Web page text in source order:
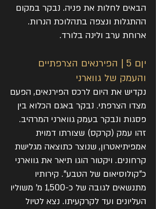
הבאים לחלות את פניה. נבקר במקום
ההתגלות ונצפה בתהלוכת הנרות.
ארוחת ערב ולינה בלורד.
יןם 5 | הפירנאים הצרפתיים
והעמק של גווארני
נקדיש את היום לרכס הפירנאים, הפעם
מצדו הצרפתי. נבקר באגם הכלוא בין
פסגות ונבקר בעמק גווארני המרהיב.
זהו עמק (קרקס) שצורתו דמוית
אמפיתיאטרון, שנוצר כתוצאה מגלישת
קרחונים. ויקטור הוגו תיאר את גווארני
כ"קולוסיאום של הטבע". קירותיו
מתנשאים לגובה של כ-1,500 מ' משוליו
העליונים ועד לקרקעיתו. נצא לטיול